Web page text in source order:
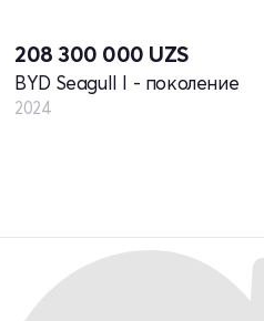
208 300 000 UZS
BYD Seagull I - поколение
2024